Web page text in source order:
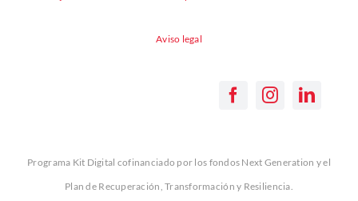
Aviso legal
Programa Kit Digital cofinanciado por los fondos Next Generation y el
Plan de Recuperación, Transformación y Resiliencia.